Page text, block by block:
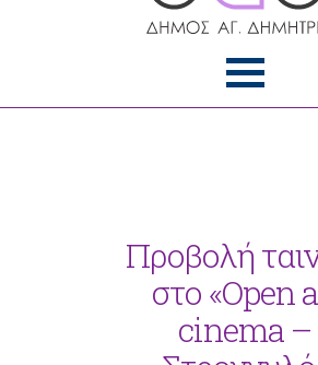
Προβολή
στο «Open
cinema –